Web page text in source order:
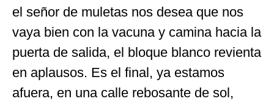
el señor de muletas nos desea que nos
vaya bien con la vacuna y camina hacia la
puerta de salida, el bloque blanco revienta
en aplausos. Es el final, ya estamos
afuera, en una calle rebosante de sol,